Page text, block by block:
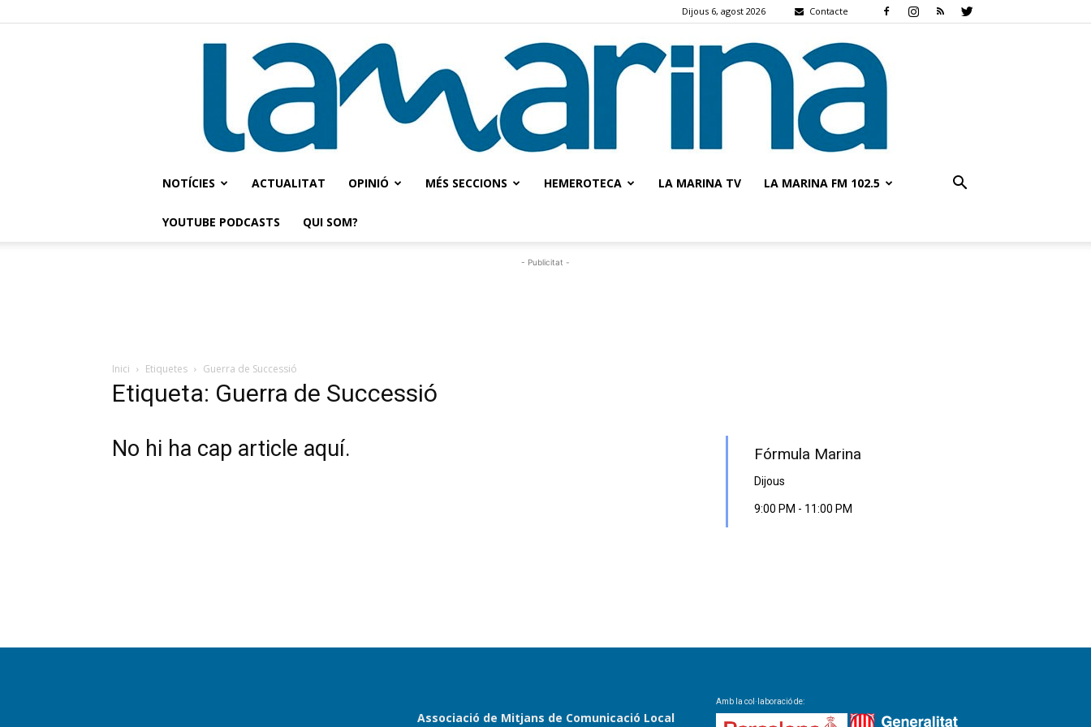
Dijous 6, agost 2026 Contacte
NOTÍCIES ACTUALITAT OPINIÓ MÉS SECCIONS HEMEROTECA LA MARINA TV LA MARINA FM 102.5
YOUTUBE PODCASTS QUI SOM?
- Publicitat -
Inici Etiquetes Guerra de Successió
Etiqueta: Guerra de Successió
No hi ha cap article aquí. Fórmula Marina
Dijous
9:00 PM - 11:00 PM
Associació de Mitjans de Comunicació Local
Amb la col·laboració de: